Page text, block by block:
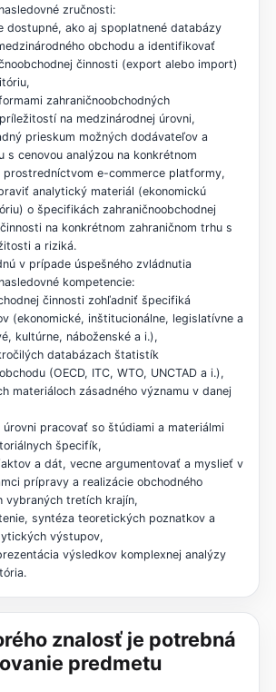
zručnosti:
dostupné, ako aj spoplatnené databázy
obchodu a identifikovať
činnosti (export alebo import)
zahraničnoobchodných
na medzinárodnej úrovni,
prieskum možných dodávateľov a
s cenovou analýzou na konkrétnom
prostredníctvom e-commerce platformy,
analytický materiál (ekonomickú
o špecifikách zahraničnoobchodnej
na konkrétnom zahraničnom trhu s
a riziká.
v prípade úspešného zvládnutia
kompetencie:
činnosti zohľadniť špecifiká
(ekonomické, inštitucionálne, legislatívne a
kultúrne, náboženské a i.),
databázach štatistík
(OECD, ITC, WTO, UNCTAD a i.),
materiáloch zásadného významu v danej
úrovni pracovať so štúdiami a materiálmi
špecifík,
a dát, vecne argumentovať a myslieť v
prípravy a realizácie obchodného
vybraných tretích krajín,
syntéza teoretických poznatkov a
výstupov,
výsledkov komplexnej analýzy
znalosť je potrebná
predmetu